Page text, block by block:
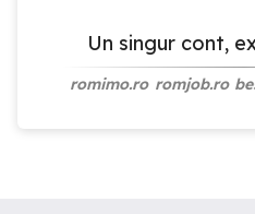
Un singur cont,
romimo.ro romjob.ro